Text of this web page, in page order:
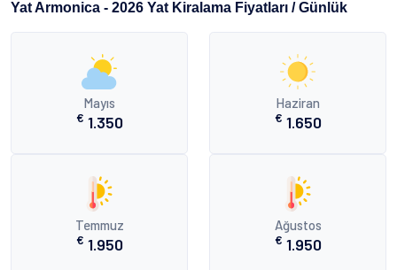
Yat Armonica - 2026 Yat Kiralama Fiyatları / Günlük
Mayıs
€ 1.350
Haziran
€ 1.650
Temmuz
€ 1.950
Ağustos
€ 1.950